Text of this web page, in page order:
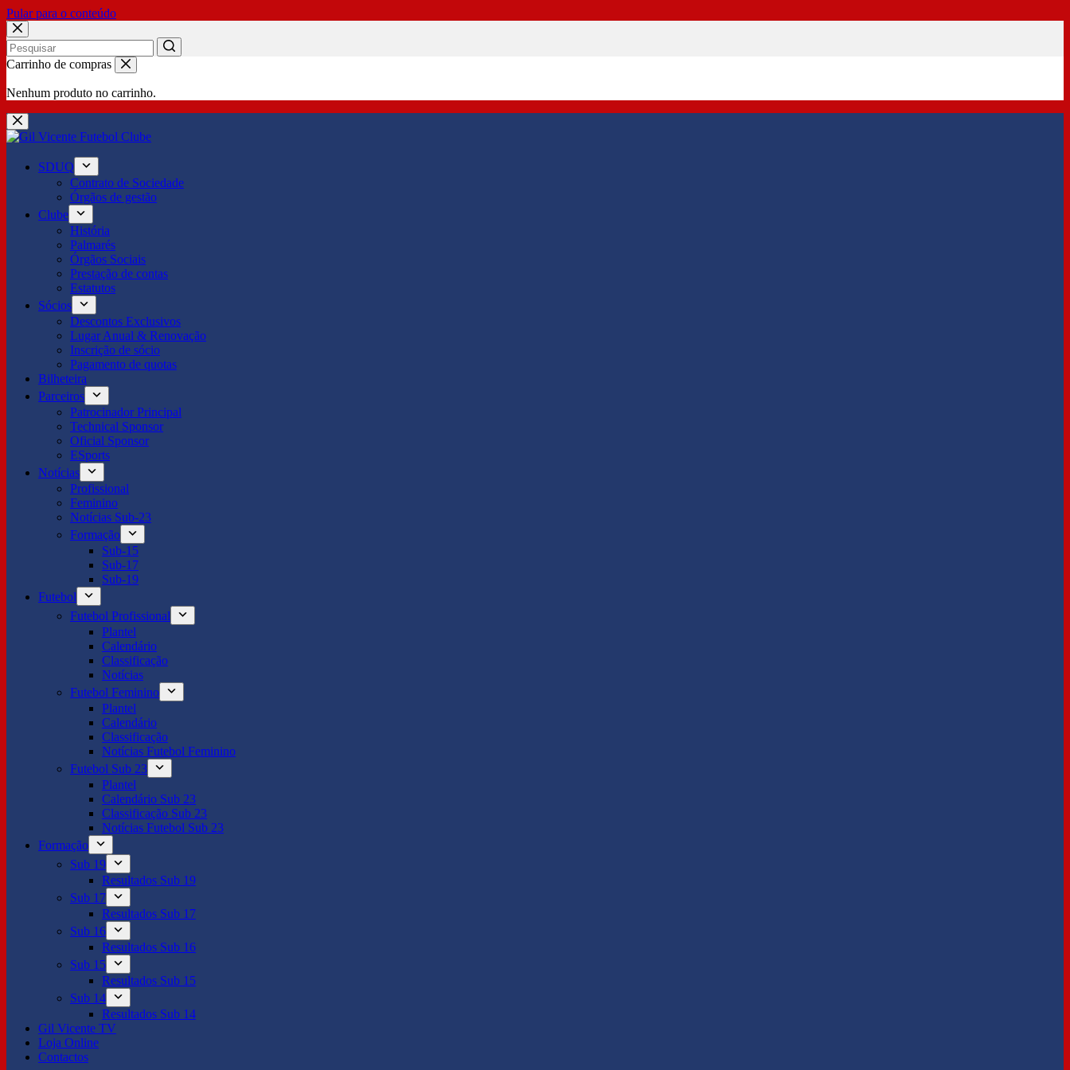
Pular para o conteúdo
No
Carrinho de compras
Nenhum produto no carrinho.
SDUQ
Contrato de Sociedade
Órgãos de gestão
Clube
História
Palmarés
Órgãos Sociais
Prestação de contas
Estatutos
Sócios
Descontos Exclusivos
Lugar Anual & Renovação
Inscrição de sócio
Pagamento de quotas
Bilheteira
Parceiros
Patrocinador Principal
Technical Sponsor
Oficial Sponsor
ESports
Notícias
Profissional
Feminino
Notícias Sub-23
Formação
Sub-15
Sub-17
Sub-19
Futebol
Futebol Profissional
Plantel
Calendário
Classificação
Notícias
Futebol Feminino
Plantel
Calendário
Classificação
Notícias Futebol Feminino
Futebol Sub 23
Plantel
Calendário Sub 23
Classificação Sub 23
Notícias Futebol Sub 23
Formação
Sub 19
Resultados Sub 19
Sub 17
Resultados Sub 17
Sub 16
Resultados Sub 16
Sub 15
Resultados Sub 15
Sub 14
Resultados Sub 14
Gil Vicente TV
Loja Online
Contactos